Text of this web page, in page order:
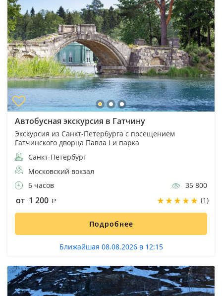
Автобусная экскурсия в Гатчину
Экскурсия из Санкт-Петербурга с посещением
Гатчинского дворца Павла I и парка
Санкт-Петербург
Московский вокзал
6 часов
35 800
от 1 200 (1)
Подробнее
Ближайшая 08.08.2026 в 12:15